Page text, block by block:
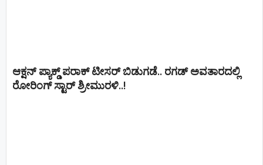
ಆಕ್ಷನ್ ಪ್ಯಾಕ್ಡ್ ಪರಾಕ್ ಟೀಸರ್ ಬಿಡುಗಡೆ.. ರಗಡ್ ಅವತಾರದಲ್ಲಿ
ರೋರಿಂಗ್ ಸ್ಟಾರ್ ಶ್ರೀಮುರಳಿ..!